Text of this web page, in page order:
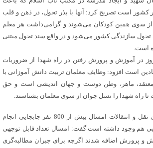
است تصریح کرد: آنها با بذر تحول، در ذهن و قلب
سوی همین کودکان می‌شوند و گرامی‌داشت هر معلم
تحول سازندگی کشور می‌شود و در واقع سند تحول مبتنی
است.
در آموزش و پرورش رفتن در راه شهدا از ضروریات
است افزود: وظایف معلمان تربیت دانش آموزانی با
معتقد، ماهر، وطن دوست و جهان اندیشی است و حق
راه شهدا را نسل جوان از سوی معلمان بشناسند.
وی با بیان اینکه در اجرای نقل و انتقالات امسال بیش از 800 نفر جابجایی انجام
هم وجود داشته است گفت: امسال تعداد قابل توجهی
و پرورش اضافه شدند اگرچه برای جبران مطالبه‌گری